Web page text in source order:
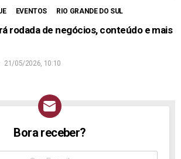
EVENTOS RIO GRANDE DO SUL
rodada de negócios, conteúdo e mais
21/05/2026, 10:10
Bora receber?